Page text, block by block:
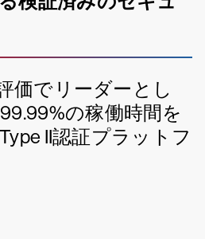
価でリーダーとし
の稼働時間を
II認証プラットフ